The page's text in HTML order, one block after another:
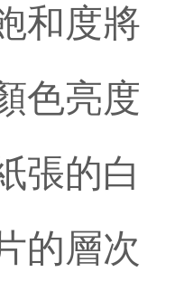
和度將
色亮度
張的白
的層次